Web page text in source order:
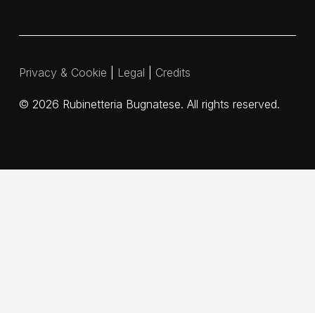
Privacy & Cookie Legal Credits
© 2026 Rubinetteria Bugnatese. All rights reserved.